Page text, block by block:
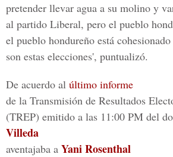
pretender llevar agua a su molino y
al partido Liberal, pero el pueblo
el pueblo hondureño está
son estas elecciones', puntualizó.
De acuerdo al último informe
de la Transmisión de Resultados
(TREP) emitido a las 11:00 PM del
Villeda
aventajaba a Yani Rosenthal